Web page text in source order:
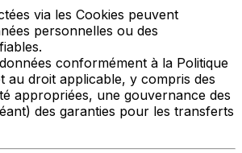
via les Cookies peuvent
personnelles ou des
conformément à la Politique
au droit applicable, y compris des
appropriées, une gouvernance des
des garanties pour les transferts